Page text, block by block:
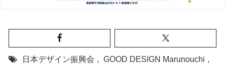
日本デザイン振興会 , GOOD DESIGN Marunouchi ,